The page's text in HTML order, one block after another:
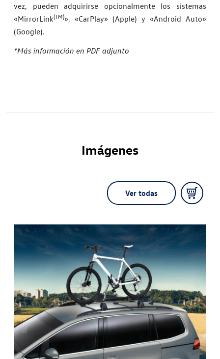
vez, pueden adquirirse opcionalmente los sistemas
«MirrorLink(TM)», «CarPlay» (Apple) y «Android Auto»
(Google).
*Más información en PDF adjunto
Imágenes
Ver todas